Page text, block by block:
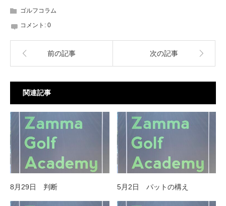
ゴルフコラム
コメント: 0
前の記事 次の記事
関連記事
8月29日 判断 5月2日 パットの構え